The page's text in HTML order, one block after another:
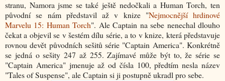
stranu, Namora jsme se také ještě nedočkali a Human Torch, ten
původní se nám představil až v knize "Nejmocnější hrdinové
Marvelu 15: Human Torch". Ale Captain na sebe nenechal dlouho
čekat a objevil se v šestém dílu série, a to v knize, která představuje
rovnou devět původních sešitů série "Captain America". Konkrétně
se jedná o sešity 247 až 255. Zajímavé může být to, že série se
"Captain America" jmenuje až od čísla 100, předtím nesla název
"Tales of Suspense", ale Captain si ji postupně ukradl pro sebe.